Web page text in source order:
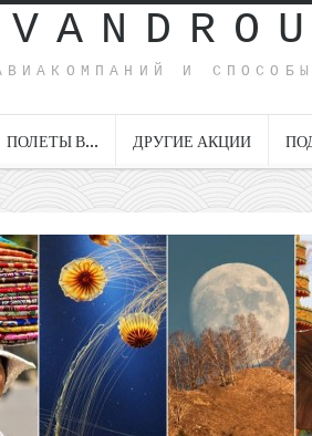
И
ПОЛЕТЫ В… ДРУГИЕ АКЦИИ